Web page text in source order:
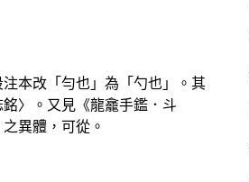
注本改「勻也」為「勺也」。其
銘〉。又見《龍龕手鑑．斗
異體，可從。